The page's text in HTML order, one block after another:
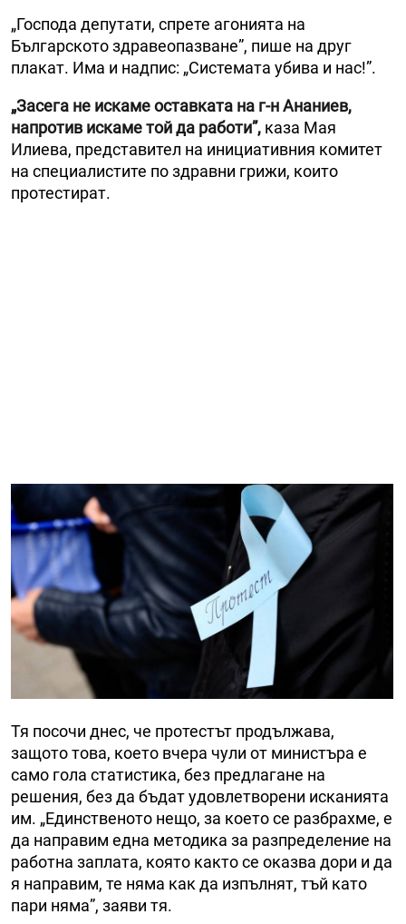
„Господа депутати, спрете агонията на
Българското здравеопазване”, пише на друг
плакат. Има и надпис: „Системата убива и нас!”.
„Засега не искаме оставката на г-н Ананиев,
напротив искаме той да работи”, каза Мая
Илиева, представител на инициативния комитет
на специалистите по здравни грижи, които
протестират.
Тя посочи днес, че протестът продължава,
защото това, което вчера чули от министъра е
само гола статистика, без предлагане на
решения, без да бъдат удовлетворени исканията
им. „Единственото нещо, за което се разбрахме, е
да направим една методика за разпределение на
работна заплата, която както се оказва дори и да
я направим, те няма как да изпълнят, тъй като
пари няма”, заяви тя.